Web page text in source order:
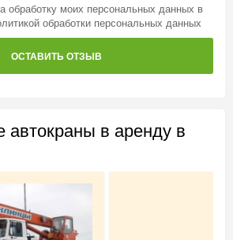
обработку моих персональных данных в
обработки персональных данных
ОСТАВИТЬ ОТЗЫВ
автокраны в аренду в